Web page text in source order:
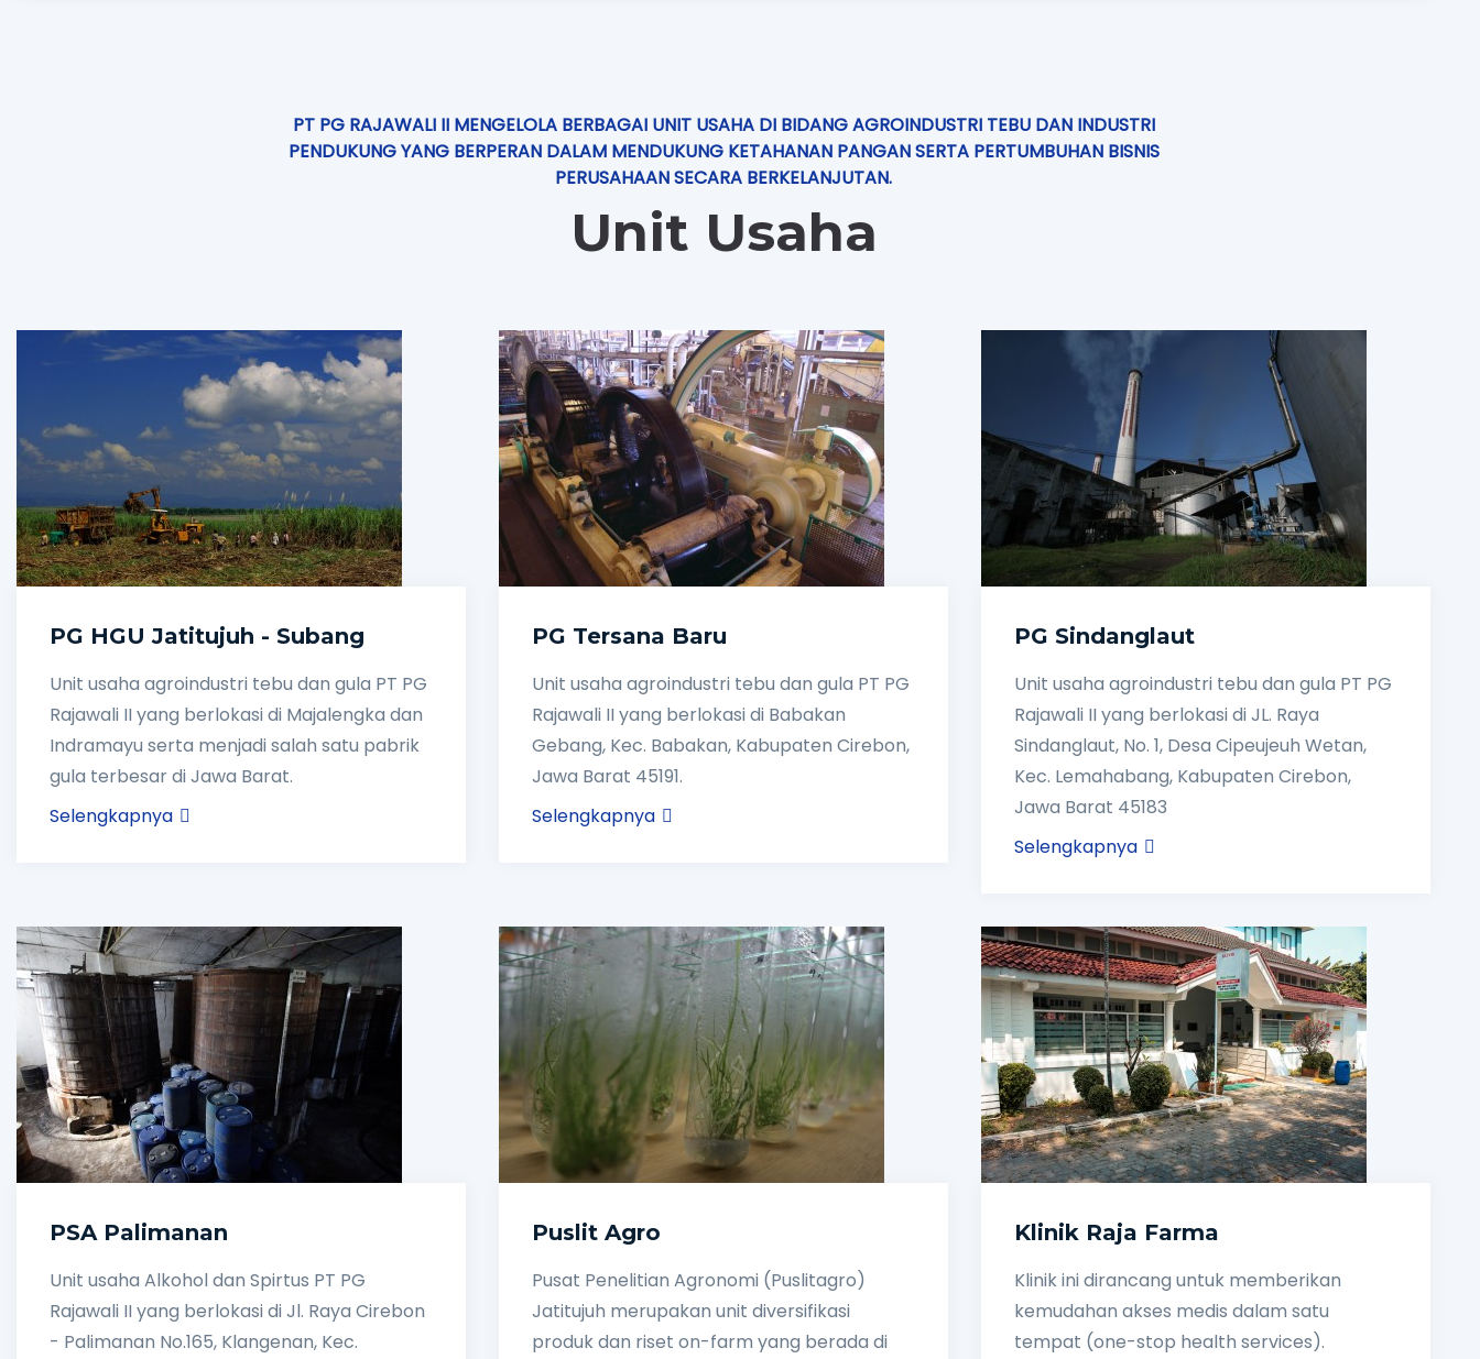
PT PG RAJAWALI II MENGELOLA BERBAGAI UNIT USAHA DI BIDANG AGROINDUSTRI TEBU DAN INDUSTRI
PENDUKUNG YANG BERPERAN DALAM MENDUKUNG KETAHANAN PANGAN SERTA PERTUMBUHAN BISNIS
PERUSAHAAN SECARA BERKELANJUTAN.
Unit Usaha
PG HGU Jatitujuh - Subang
Unit usaha agroindustri tebu dan gula PT PG
Rajawali II yang berlokasi di Majalengka dan
Indramayu serta menjadi salah satu pabrik
gula terbesar di Jawa Barat.
Selengkapnya
PG Tersana Baru
Unit usaha agroindustri tebu dan gula PT PG
Rajawali II yang berlokasi di Babakan
Gebang, Kec. Babakan, Kabupaten Cirebon,
Jawa Barat 45191.
Selengkapnya
PG Sindanglaut
Unit usaha agroindustri tebu dan gula PT PG
Rajawali II yang berlokasi di JL. Raya
Sindanglaut, No. 1, Desa Cipeujeuh Wetan,
Kec. Lemahabang, Kabupaten Cirebon,
Jawa Barat 45183
Selengkapnya
PSA Palimanan
Unit usaha Alkohol dan Spirtus PT PG
Rajawali II yang berlokasi di Jl. Raya Cirebon
- Palimanan No.165, Klangenan, Kec.
Puslit Agro
Pusat Penelitian Agronomi (Puslitagro)
Jatitujuh merupakan unit diversifikasi
produk dan riset on-farm yang berada di
Klinik Raja Farma
Klinik ini dirancang untuk memberikan
kemudahan akses medis dalam satu
tempat (one-stop health services).